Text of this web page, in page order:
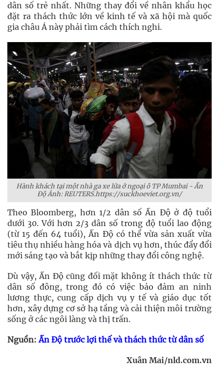
dân số trẻ nhất. Những thay đổi về nhân khẩu học
đặt ra thách thức lớn về kinh tế và xã hội mà quốc
gia châu Á này phải tìm cách thích nghi.
Hành khách tại một nhà ga xe lửa ở ngoại ô TP Mumbai - Ấn
Độ Ảnh: REUTERS.https://suckhoeviet.org.vn/
Theo Bloomberg, hơn 1/2 dân số Ấn Độ ở độ tuổi
dưới 30. Với hơn 2/3 dân số trong độ tuổi lao động
(từ 15 đến 64 tuổi), Ấn Độ có thể vừa sản xuất vừa
tiêu thụ nhiều hàng hóa và dịch vụ hơn, thúc đẩy đổi
mới sáng tạo và bắt kịp những thay đổi công nghệ.
Dù vậy, Ấn Độ cũng đối mặt không ít thách thức từ
dân số đông, trong đó có việc bảo đảm an ninh
lương thực, cung cấp dịch vụ y tế và giáo dục tốt
hơn, xây dựng cơ sở hạ tầng và cải thiện môi trường
sống ở các ngôi làng và thị trấn.
Nguồn:Ấn Độ trước lợi thế và thách thức từ dân số
Xuân Mai/nld.com.vn